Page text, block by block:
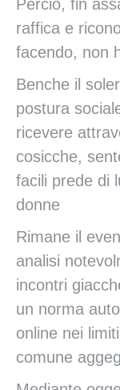
Percio, fin
raffica e
facendo, non
Benche il
postura
ricevere
cosicche,
facili prede di
donne
Rimane il
analisi
incontri
un norma
online nei
comune